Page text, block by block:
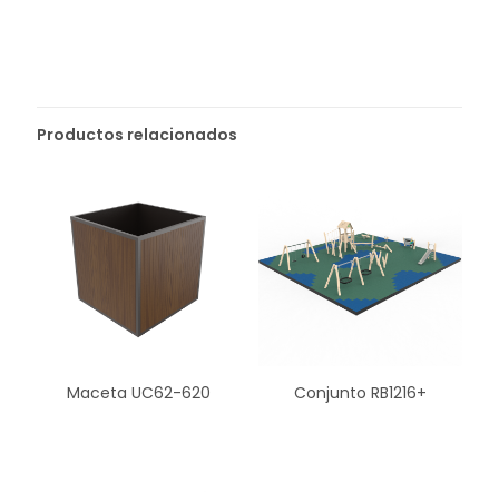
Productos relacionados
Maceta UC62-620 Conjunto RB1216+